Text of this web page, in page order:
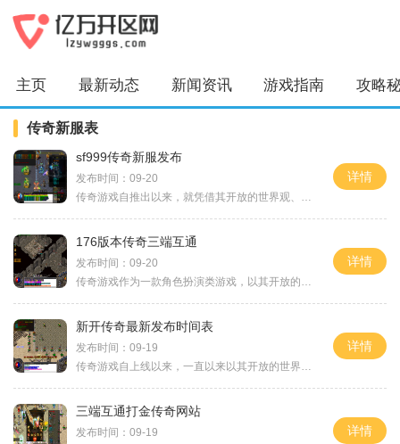
主页 最新动态 新闻资讯 游戏指南 攻略
传奇新服表
sf999传奇新服发布
发布时间：09-20
传奇游戏自推出以来，就凭借其开放的世界观、丰富的职业选择和多样化的玩法吸引了大量玩家。SF999传奇新服承载着这一传统，在保留经典元素的基础上，带来了全新的游戏内容和体验。玩家不仅可以选择战士、法师和道士等经典职业，还可以根据自身喜好进行个
详情
176版本传奇三端互通
发布时间：09-20
传奇游戏作为一款角色扮演类游戏，以其开放的世界观和自由度极高的玩法吸引了众多玩家。玩家可以在广袤的地图上自由探索、打怪、升级、交友。玩家将化身为一个勇士，选择不同的职业，如战士、法师、道士等，开启一段属于自己的冒险之旅。角色扮演与职业选择在
详情
新开传奇最新发布时间表
发布时间：09-19
传奇游戏自上线以来，一直以来以其开放的世界和自由的角色扮演元素而受到玩家喜爱。玩家可以选择不同的职业，如战士、法师和道士，每个职业都有独特的技能和玩法。这种多样性使得每位玩家都可以找到适合自己的游戏方式。在新开传奇中，游戏的核心玩法依然围绕
详情
三端互通打金传奇网站
发布时间：09-19
详情